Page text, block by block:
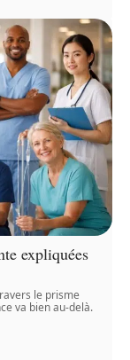
expliquées
le prisme
va bien au-delà.